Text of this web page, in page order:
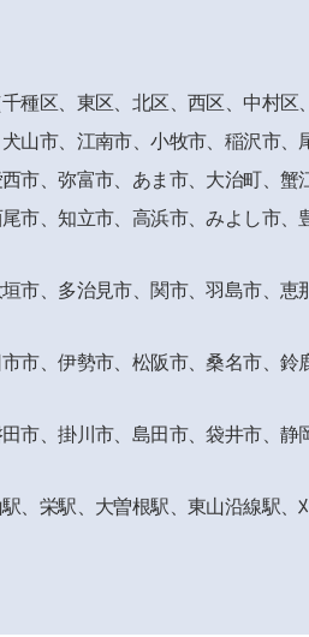
種区、東区、北区、西区、中村区
犬山市、江南市、小牧市、稲沢市、
市、弥富市、あま市、大治町、蟹
市、知立市、高浜市、みよし市、
市、多治見市、関市、羽島市、恵
市、伊勢市、松阪市、桑名市、鈴
市、掛川市、島田市、袋井市、静
、栄駅、大曽根駅、東山沿線駅、